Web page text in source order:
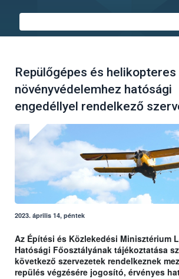
Repülőgépes és helikopteres
növényvédelemhez hatósági
engedéllyel rendelkező
2023. április 14, péntek
Az Építési és Közlekedési Minisztérium
Hatósági Főosztályának tájékoztatása
következő szervezetek rendelkeznek
repülés végzésére jogosító, érvényes